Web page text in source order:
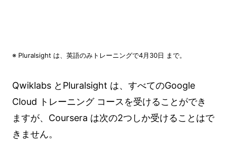
※ Pluralsight は、英語のみトレーニングで4月30日 まで。
Qwiklabs とPluralsight は、すべてのGoogle
Cloud トレーニング コースを受けることができ
ますが、Coursera は次の2つしか受けることはで
きません。